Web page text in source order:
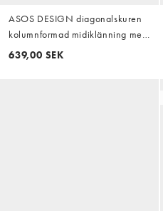
ASOS DESIGN diagonalskuren
kolumnformad midiklänning med
draperad rygg och
639,00 SEK